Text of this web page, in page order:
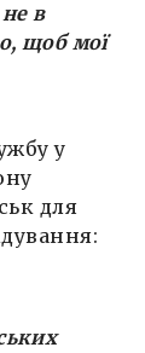
в
щоб мої
у
для